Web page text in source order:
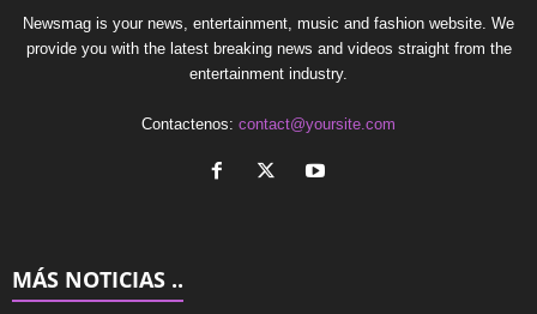
Newsmag is your news, entertainment, music and fashion website. We
provide you with the latest breaking news and videos straight from the
entertainment industry.
Contactenos: contact@yoursite.com
MÁS NOTICIAS ..